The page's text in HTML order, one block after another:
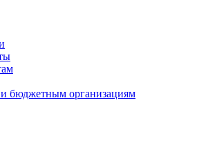
бюджетным организациям